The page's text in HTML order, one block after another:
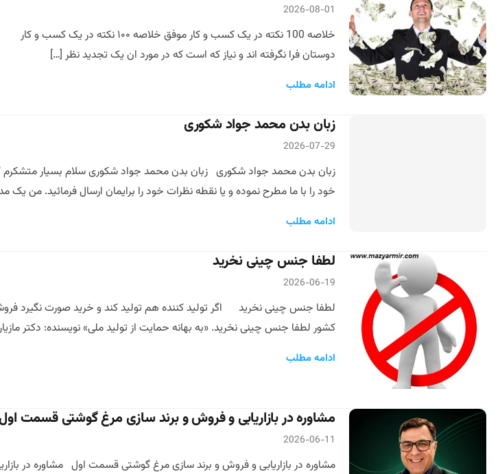
2026-08-01
خلاصه 100 نکته در یک کسب و کار
دوستان فرا نگرفته اند و نیاز که است که در مورد ان یک تجدید نظر […]
ادامه مطلب
زبان بدن محمد جواد شکوری
2026-07-29
زبان بدن محمد جواد شکوری زبان بدن محمد جواد شکوری سلام بسیار متشکرم
خود را با ما مطرح نموده و یا نقطه نظرات خود را برایمان ارسال فرمائید.
ادامه مطلب
لطفا جنس چینی نخرید
2026-06-19
لطفا جنس چینی نخرید اگر تولید کننده هم تولید کند و خرید صورت نگیرد
کشور لطفا جنس چینی نخرید. «به بهانه حمایت از تولید ملی» نویسنده: دکتر
ادامه مطلب
مشاوره در بازاریابی و فروش و برند سازی مرغ گوشتی قسمت
2026-06-11